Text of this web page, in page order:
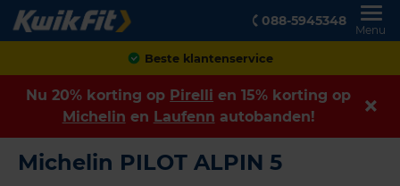
088-5945348
Menu
Achteraf betalen
Nu 20% korting op Pirelli en 15% korting op
Michelin en Laufenn autobanden!
Michelin PILOT ALPIN 5